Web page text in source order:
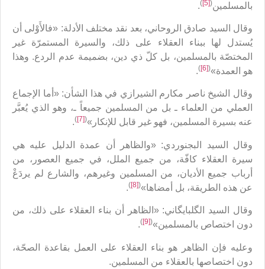
بالمسلمين(
[5]
)
.
وقال السيد صادق الروحاني، بعد نقد مختلف الأدلة: «فالأَوْلى أن
يُستدل لها ببناء العقلاء على ذلك، والسيرة المستمرّة غير
المختصّة بالمسلمين، بل كلّ ذي دين، بضميمة عدم الردع. وهذا
هو العمدة»(
[6]
)
.
وقال الشيخ ناصر مكارم الشيرازي في هذا الشأن: «أما الإجماع
العملي من العلماء ـ بل من المسلمين جميعاً ـ، وهو الذي يُعبَّر
عنه بسيرة المسلمين، فهو غير قابل للإنكار»(
[7]
)
.
وقال السيد البجنوردي: «والظاهر أن عمدة الدليل عليه هي
سيرة العقلاء كافّة، من جميع الملل، في جميع العصور، من
أرباب جميع الأديان، من المسلمين وغيرهم، والشارع لم يردَعْ
عن هذه الطريقة، بل أمضاها»(
[8]
)
.
وقال السيد الگلبايگاني: «الظاهر أن بناء العقلاء على ذلك، من
دون اختصاص بالمسلمين»(
[9]
)
.
وعليه فإن الظاهر هو بناء العقلاء على العمل بقاعدة الصحّة،
دون اختصاصها بالعقلاء من المسلمين.